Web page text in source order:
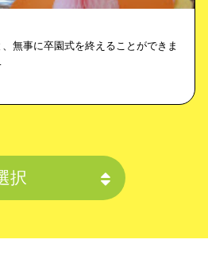
無事に卒園式を終えることができま